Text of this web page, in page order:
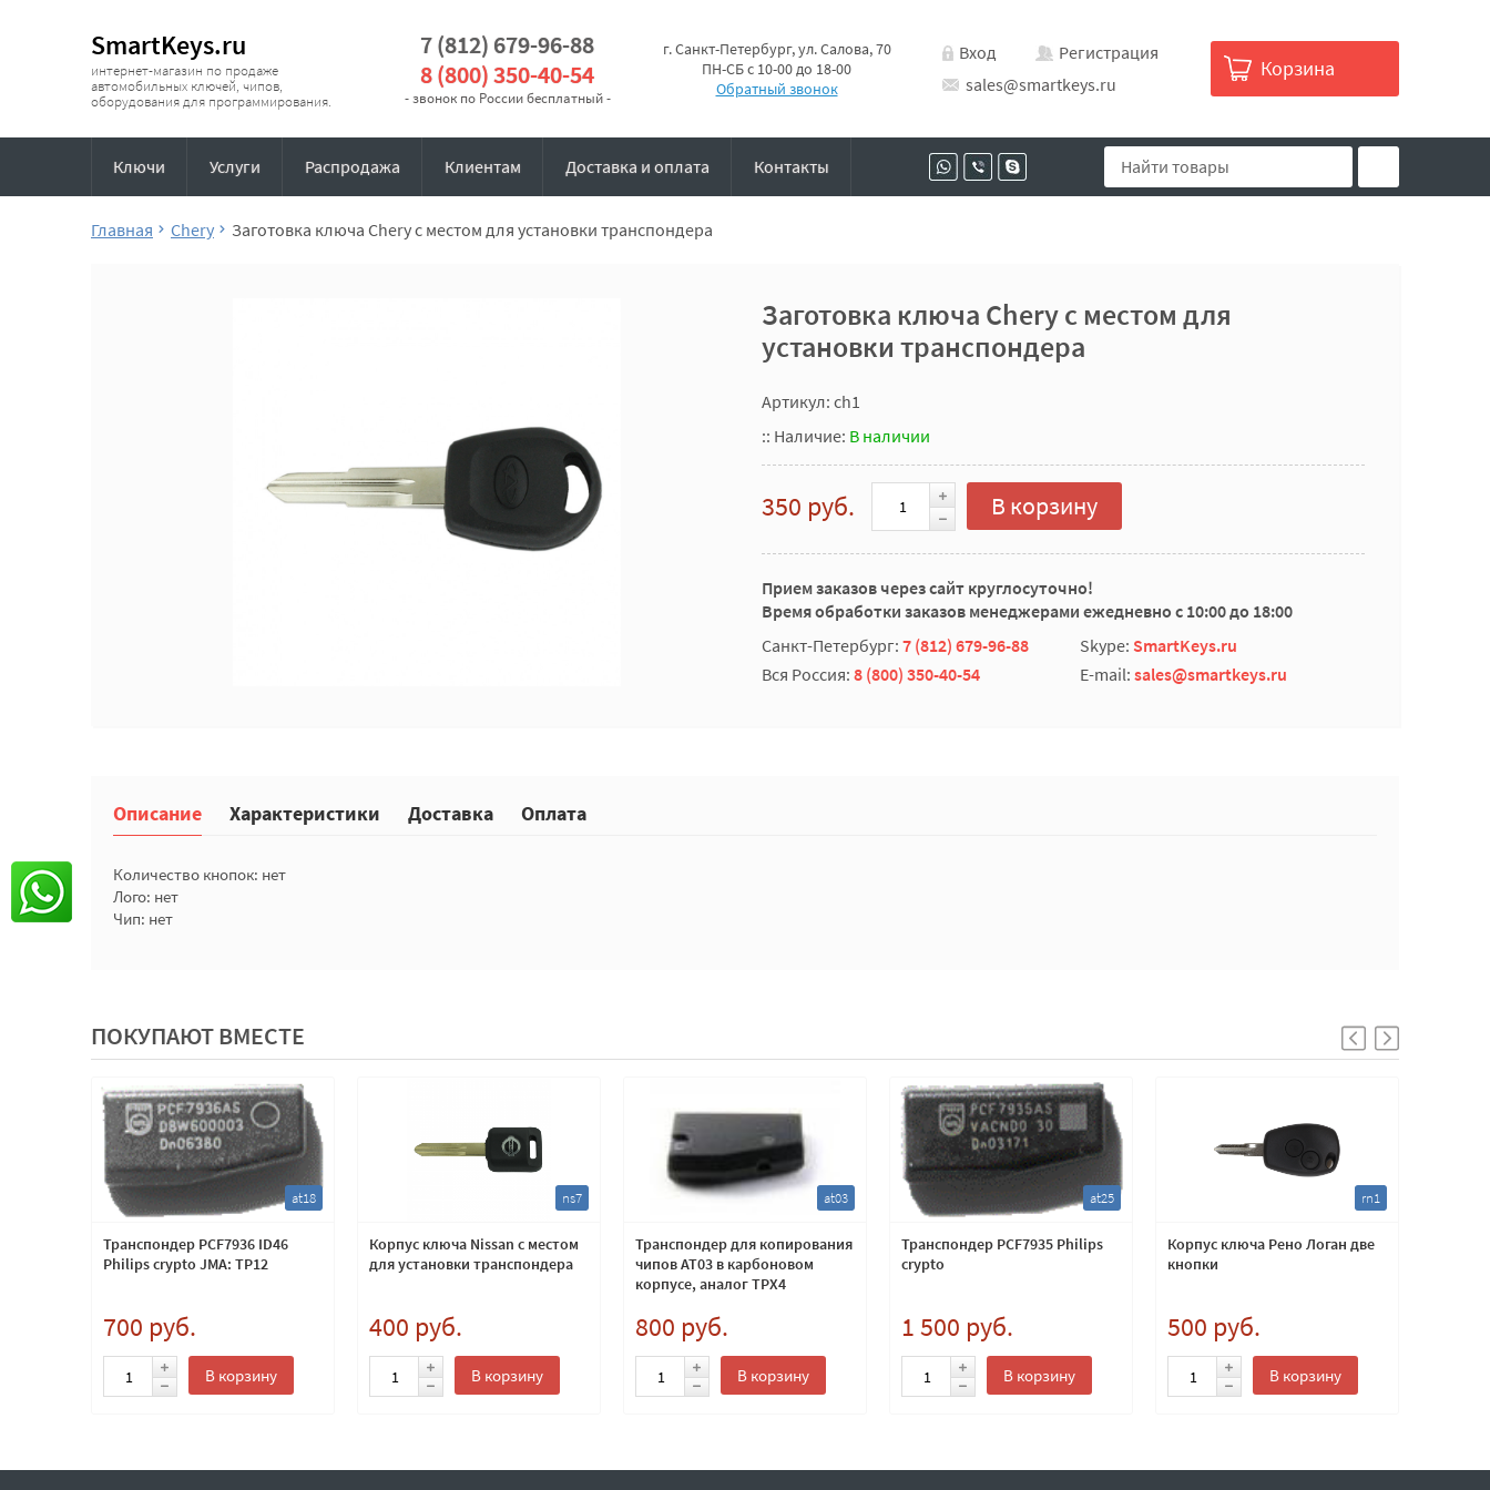
SmartKeys.ru
интернет-магазин по продаже
автомобильных ключей, чипов,
оборудования для программирования.
7 (812) 679-96-88
8 (800) 350-40-54
- звонок по России бесплатный -
г. Санкт-Петербург, ул. Салова, 70
ПН-СБ с 10-00 до 18-00
Обратный звонок
Вход
Регистрация
sales@smartkeys.ru
Корзина
Ключи Услуги Распродажа Клиентам Доставка и оплата Контакты
Главная Chery Заготовка ключа Chery с местом для установки транспондера
Заготовка ключа Chery с местом для
установки транспондера
Артикул: ch1
:: Наличие: В наличии
350 руб. В корзину
Прием заказов через сайт круглосуточно!
Время обработки заказов менеджерами ежедневно с 10:00 до 18:00
Санкт-Петербург: 7 (812) 679-96-88 Skype: SmartKeys.ru
Вся Россия: 8 (800) 350-40-54 E-mail: sales@smartkeys.ru
Описание Характеристики Доставка Оплата
Количество кнопок: нет
Лого: нет
Чип: нет
ПОКУПАЮТ ВМЕСТЕ
at18
Транспондер PCF7936 ID46
Philips crypto JMA: TP12
700 руб.
В корзину
ns7
Корпус ключа Nissan с местом
для установки транспондера
400 руб.
В корзину
at03
Транспондер для копирования
чипов AT03 в карбоновом
корпусе, аналог TPX4
800 руб.
В корзину
at25
Транспондер PCF7935 Philips
crypto
1 500 руб.
В корзину
rn1
Корпус ключа Рено Логан две
кнопки
500 руб.
В корзину